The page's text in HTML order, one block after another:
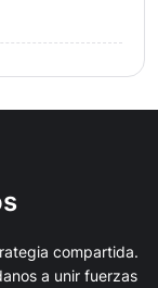
compartida.
a unir fuerzas